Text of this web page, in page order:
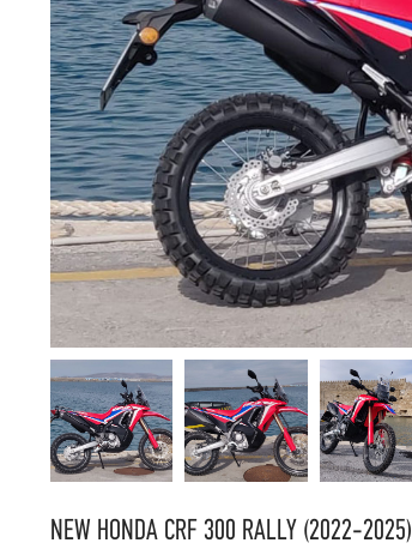
NEW HONDA CRF 300 RALLY (2022-2025)